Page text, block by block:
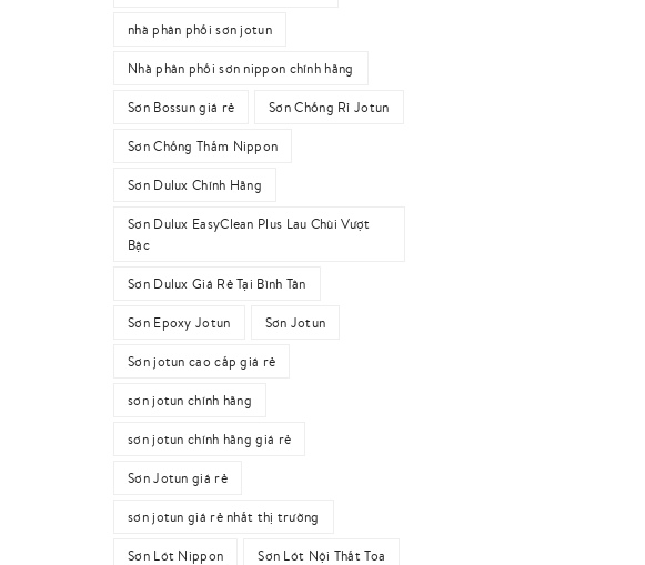
nhà phân phối sơn jotun
Nhà phân phối sơn nippon chính hãng
Sơn Bossun giá rẻ Sơn Chống Rỉ Jotun
Sơn Chống Thấm Nippon
Sơn Dulux Chính Hãng
Sơn Dulux EasyClean Plus Lau Chùi Vượt
Bậc
Sơn Dulux Giá Rẻ Tại Bình Tân
Sơn Epoxy Jotun Sơn Jotun
Sơn jotun cao cấp giá rẻ
sơn jotun chính hãng
sơn jotun chính hãng giá rẻ
Sơn Jotun giá rẻ
sơn jotun giá rẻ nhất thị trường
Sơn Lót Nippon Sơn Lót Nội Thất Toa